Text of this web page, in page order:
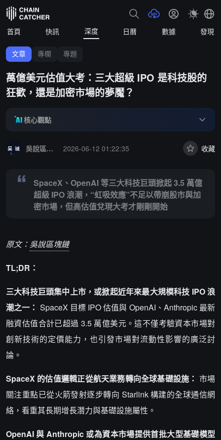
首頁 快訊 深度 日曆 數據 發現
文章 專欄 專題
萬億美元估值大考：三大超級 IPO 是科技股的
狂歡，還是加密市場的夢魘？
核心觀點
吳說區塊鏈
2026-06-12 01:22:35 收藏
SpaceX、OpenAI 等三大科技巨頭掀起 3.5 萬億
超級 IPO 浪潮，“虹吸效應”不足以帶崩股市與加
密市場，但高估值兌現大考才剛剛開始
原文： 吳說區塊鏈
TL;DR：
三大科技巨頭集中上市，或掀起近年來最大規模科技 IPO 浪
潮之一： SpaceX 目標 IPO 估值與 OpenAI、Anthropic 最新
融資估值合計已超過 3.5 萬億美元。這不僅考驗資本市場對
創新技術的定價能力，也引發市場對流動性影響的廣泛討
論。
SpaceX 的估值邏輯正從航天業務轉向全球基礎設施： 市場
關注重點已從火箭發射逐步轉向 Starlink 構建的全球通信網
絡，看重其長期增長潛力與基礎設施屬性。
OpenAI 與 Anthropic 或為資本市場提供首批大型基礎模型